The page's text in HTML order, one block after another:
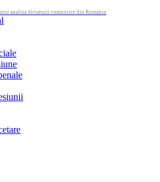
analiza dictaturii comuniste din Romania